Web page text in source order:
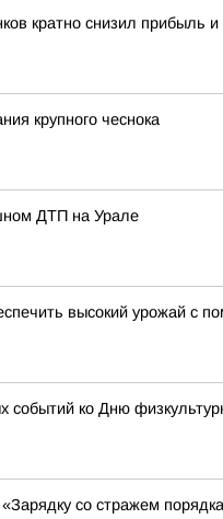
кратно снизил прибыль и
крупного чеснока
ДТП на Урале
высокий урожай с
событий ко Дню
со стражем